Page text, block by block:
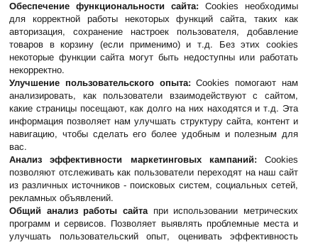
Обеспечение функциональности сайта: Cookies необходимы
для корректной работы некоторых функций сайта, таких как
авторизация, сохранение настроек пользователя, добавление
товаров в корзину (если применимо) и т.д. Без этих cookies
некоторые функции сайта могут быть недоступны или работать
некорректно.
Улучшение пользовательского опыта: Cookies помогают нам
анализировать, как пользователи взаимодействуют с сайтом,
какие страницы посещают, как долго на них находятся и т.д. Эта
информация позволяет нам улучшать структуру сайта, контент и
навигацию, чтобы сделать его более удобным и полезным для
вас.
Анализ эффективности маркетинговых кампаний: Cookies
позволяют отслеживать как пользователи переходят на наш сайт
из различных источников - поисковых систем, социальных сетей,
рекламных объявлений.
Общий анализ работы сайтапри использовании метрических
программ и сервисов. Позволяет выявлять проблемные места и
улучшать пользовательский опыт, оценивать эффективность